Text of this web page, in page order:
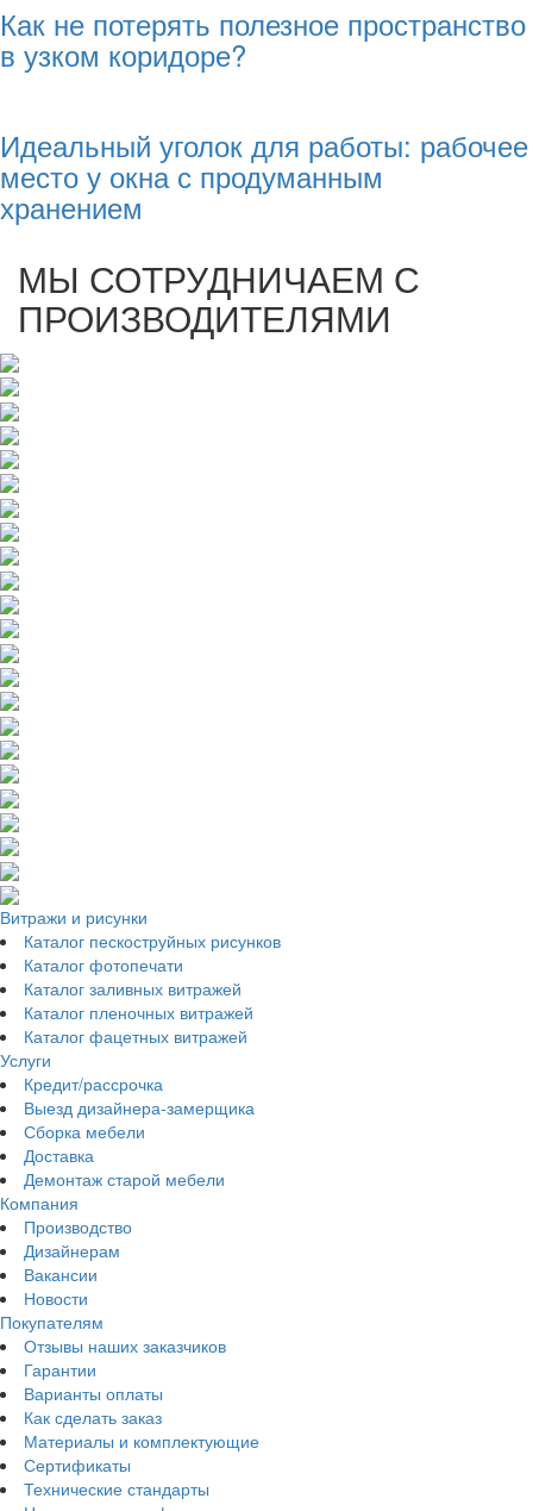
Как не потерять полезное пространство
в узком коридоре?
Идеальный уголок для работы: рабочее
место у окна с продуманным
хранением
МЫ СОТРУДНИЧАЕМ С
ПРОИЗВОДИТЕЛЯМИ
Витражи и рисунки
Каталог пескоструйных рисунков
Каталог фотопечати
Каталог заливных витражей
Каталог пленочных витражей
Каталог фацетных витражей
Услуги
Кредит/рассрочка
Выезд дизайнера-замерщика
Сборка мебели
Доставка
Демонтаж старой мебели
Компания
Производство
Дизайнерам
Вакансии
Новости
Покупателям
Отзывы наших заказчиков
Гарантии
Варианты оплаты
Как сделать заказ
Материалы и комплектующие
Сертификаты
Технические стандарты